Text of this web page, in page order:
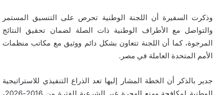
وذكرت السفيرة أن اللجنة الوطنية تحرص على التنسيق المستمر
والتواصل مع الأطراف الوطنية ذات الصلة لضمان تحقيق النتائج
المرجوة، كما أن اللجنة تتعاون بشكل دائم ووثيق مع مكاتب منظمات
الأمم المتحدة العاملة في مصر.
جدير بالذكر أن الخطة المشار إليها تعد الذراع التنفيذي للاستراتيجية